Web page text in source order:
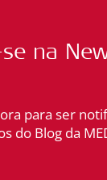
na
para ser
do Blog da